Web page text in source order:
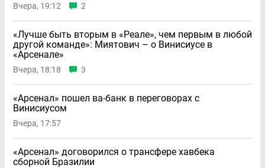
Вчера, 19:12 2
«Лучше быть вторым в «Реале», чем первым в любой
другой команде»: Миятович – о Винисиусе в
«Арсенале»
Вчера, 18:18 3
«Арсенал» пошел ва-банк в переговорах с
Винисиусом
Вчера, 17:57
«Арсенал» договорился о трансфере хавбека
сборной Бразилии